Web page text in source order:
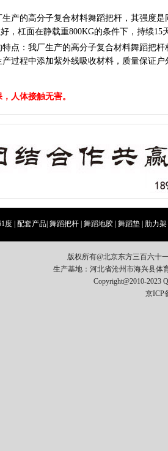
生产的高分子复合材料舞蹈把杆，其强度
，杠面在静载重800KG的条件下，持续15
：我厂生产的高分子复合材料舞蹈把杆
过程中添加紫外线吸收材料，质量保证户
人体接触无害。
度| 配套产品| 舞蹈把杆| 舞蹈地胶| 舞蹈垫| 肋力架
版权所有@北京东方三百六十
生产基地：河北省沧州市海兴县体
Copyright@2010-2023
京ICP